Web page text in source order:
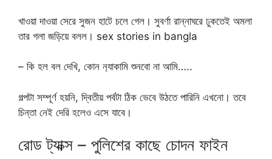
খাওয়া দাওয়া সেরে সুজন হাটে চলে গেল। সুবর্ণা রান্নাঘরে ঢুকতেই অমলা
তার গলা জড়িয়ে বলল। sex stories in bangla
– কি হল বল দেখি, কোন ন‍্যাকামি শুনবো না আমি…..
গল্পটা সম্পূর্ণ হয়নি, দ্বিতীয় পর্বটা ঠিক ভেবে উঠতে পারিনি এখনো। তবে
চিন্তা নেই দেরি হলেও এসে যাবে।
রোড ট্যাক্স – পুলিশের কাছে চোদন ফাইন